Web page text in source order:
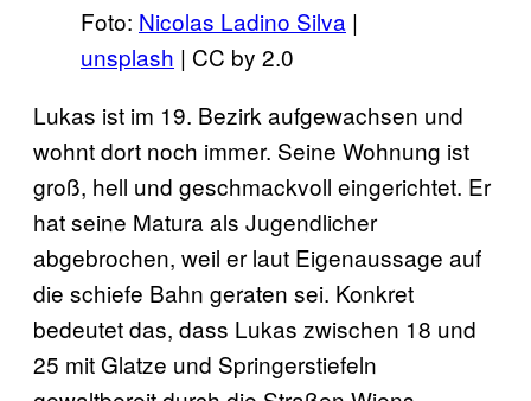
Foto: Nicolas Ladino Silva |
unsplash | CC by 2.0
Lukas ist im 19. Bezirk aufgewachsen und
wohnt dort noch immer. Seine Wohnung ist
groß, hell und geschmackvoll eingerichtet. Er
hat seine Matura als Jugendlicher
abgebrochen, weil er laut Eigenaussage auf
die schiefe Bahn geraten sei. Konkret
bedeutet das, dass Lukas zwischen 18 und
25 mit Glatze und Springerstiefeln